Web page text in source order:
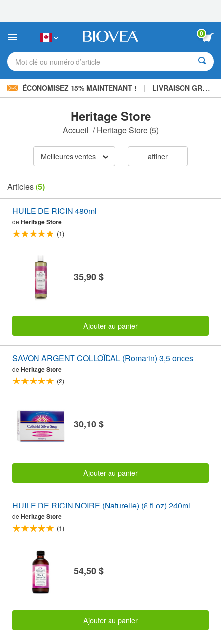
:
site
comprend
un
d'accessibilité.
0
Mot clé ou numéro d’article
ÉCONOMISEZ 15% MAINTENANT ! | LIVRAISON GRATUITE
Heritage Store
Accueil /Heritage Store(5)
Meilleures ventes affiner
Articles(5)
HUILE DE RICIN 480ml
de Heritage Store
(1)
35,90 $
Ajouter au panier
SAVON ARGENT COLLOÏDAL (Romarin) 3,5 onces
de Heritage Store
(2)
30,10 $
Ajouter au panier
HUILE DE RICIN NOIRE (Naturelle) (8 fl oz) 240ml
de Heritage Store
(1)
54,50 $
Ajouter au panier